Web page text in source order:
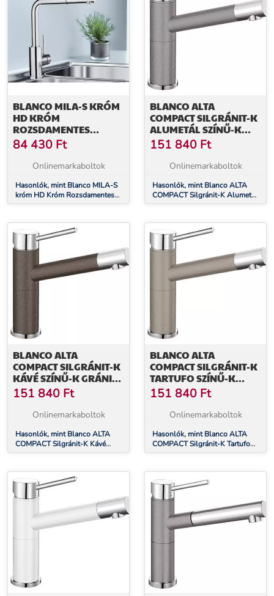
BLANCO MILA-S KRÓM
HD KRÓM
ROZSDAMENTES
CSAPTELEP (519810)
84 430 Ft
Onlinemarkaboltok
Hasonlók, mint Blanco MILA-S
króm HD Króm Rozsdamentes
csaptelep (519810)
BLANCO ALTA
COMPACT SILGRÁNIT-K
ALUMETÁL SZÍNŰ-K
GRÁNIT - KRÓM
CSAPTELEP (515316)
151 840 Ft
Onlinemarkaboltok
Hasonlók, mint Blanco ALTA
COMPACT Silgránit-K Alumetál
színű-K Gránit - króm csaptelep
BLANCO ALTA
COMPACT SILGRÁNIT-K
KÁVÉ SZÍNŰ-K GRÁNIT -
KRÓM CSAPTELEP
(515324)
151 840 Ft
Onlinemarkaboltok
Hasonlók, mint Blanco ALTA
COMPACT Silgránit-K Kávé
színű-K Gránit - króm csaptelep
BLANCO ALTA
COMPACT SILGRÁNIT-K
TARTUFO SZÍNŰ-K
GRÁNIT - KRÓM
CSAPTELEP (517633)
151 840 Ft
Onlinemarkaboltok
Hasonlók, mint Blanco ALTA
COMPACT Silgránit-K Tartufo
színű-K Gránit - króm csaptelep